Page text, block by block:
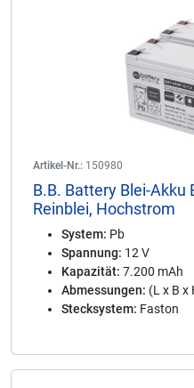
Artikel-Nr.: 150980
B.B. Battery Blei-Akku
Reinblei, Hochstrom
System: Pb
Spannung: 12 V
Kapazität: 7.200 mAh
Abmessungen: (L x B x
Stecksystem: Faston